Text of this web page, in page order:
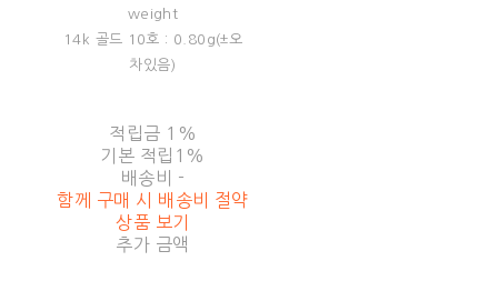
weight
14k 골드 10호 : 0.80g(±오
차있음)
적립금 1%
기본 적립 1%
배송비 -
함께 구매 시 배송비 절약
상품 보기
추가 금액